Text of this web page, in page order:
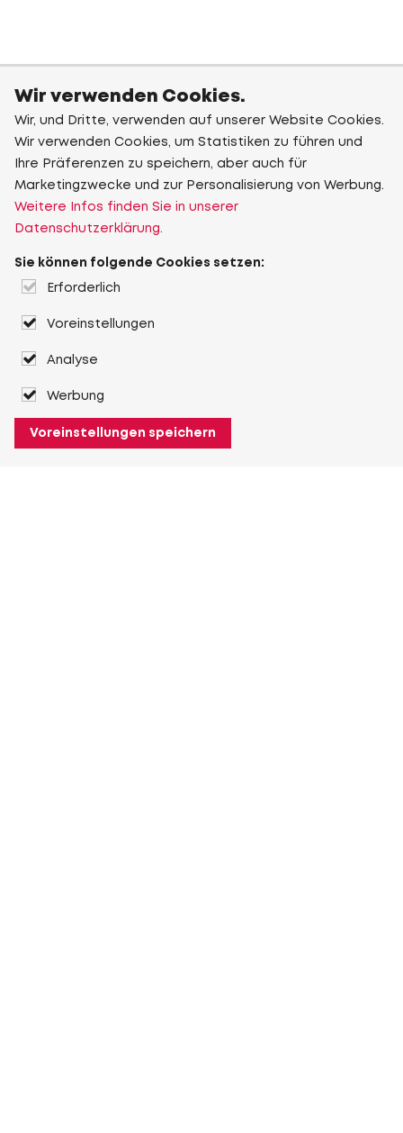
Wir verwenden Cookies.
Wir, und Dritte, verwenden auf unserer Website Cookies.
Wir verwenden Cookies, um Statistiken zu führen und
Ihre Präferenzen zu speichern, aber auch für
Marketingzwecke und zur Personalisierung von Werbung.
Weitere Infos finden Sie in unserer
Datenschutzerklärung.
Sie können folgende Cookies setzen:
Erforderlich
Voreinstellungen
Analyse
Werbung
Voreinstellungen speichern